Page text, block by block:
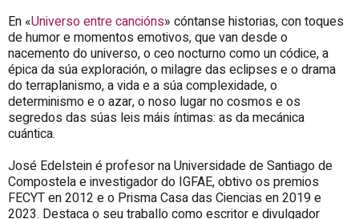
En «Universo entre cancións» cóntanse historias, con toques
de humor e momentos emotivos, que van desde o
nacemento do universo, o ceo nocturno como un códice, a
épica da súa exploración, o milagre das eclipses e o drama
do terraplanismo, a vida e a súa complexidade, o
determinismo e o azar, o noso lugar no cosmos e os
segredos das súas leis máis íntimas: as da mecánica
cuántica.
José Edelstein é profesor na Universidade de Santiago de
Compostela e investigador do IGFAE, obtivo os premios
FECYT en 2012 e o Prisma Casa das Ciencias en 2019 e
2023. Destaca o seu traballo como escritor e divulgador